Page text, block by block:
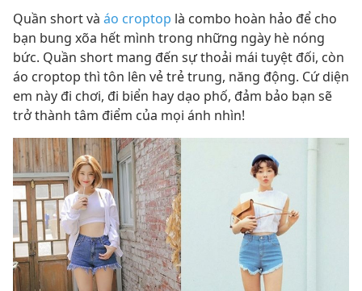
Quần short và áo croptop là combo hoàn hảo để cho
bạn bung xõa hết mình trong những ngày hè nóng
bức. Quần short mang đến sự thoải mái tuyệt đối, còn
áo croptop thì tôn lên vẻ trẻ trung, năng động. Cứ diện
em này đi chơi, đi biển hay dạo phố, đảm bảo bạn sẽ
trở thành tâm điểm của mọi ánh nhìn!